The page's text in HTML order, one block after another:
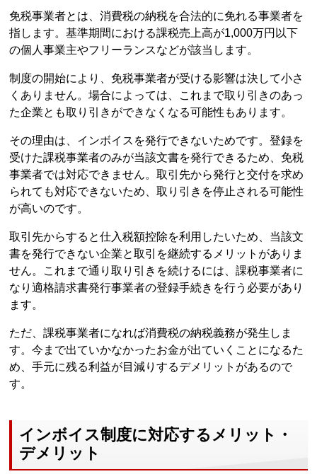
免税事業者とは、消費税の納税を合法的に免れる事業者を
指します。基準期間における課税売上高が1,000万円以下
の個人事業主やフリーランスなどが該当します。
制度の開始により、免税事業者が受ける影響は決して小さ
くありません。場合によっては、これまで取り引きのあっ
た企業とも取り引きができなくなる可能性もあります。
その理由は、インボイスを発行できないためです。登録を
受けた課税事業者のみが当該文書を発行できるため、免税
事業者では対応できません。取引先から発行と交付を求め
られても対応できないため、取り引きを停止される可能性
が高いのです。
取引先からすると仕入税額控除を利用したいため、当該文
書を発行できない企業と取引を継続するメリットがありま
せん。これまで通り取り引きを続けるには、課税事業者に
なり適格請求書発行事業者の登録手続きを行う必要があり
ます。
ただ、課税事業者になれば消費税の納税義務が発生しま
す。今まで出ていかなかったお金が出ていくことになるた
め、手元に残る利益が目減りするデメリットがあるので
す。
インボイス制度に対応するメリット・
デメリット